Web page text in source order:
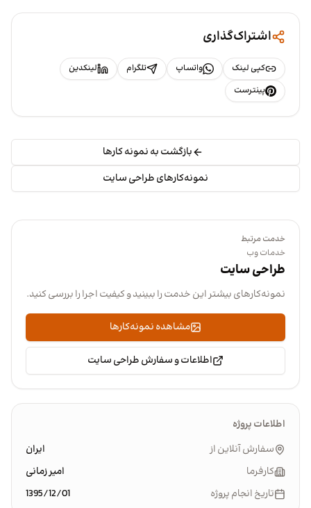
اشتراک‌گذاری
کپی لینک واتساپ تلگرام
لینکدین
پینترست
بازگشت به نمونه کارها
نمونه‌کارهای طراحی سایت
خدمت مرتبط
خدمات وب
طراحی سایت
نمونه‌کارهای بیشتر این خدمت را ببینید و کیفیت اجرا را بررسی کنید.
مشاهده نمونه‌کارها
اطلاعات و سفارش طراحی سایت
اطلاعات پروژه
سفارش آنلاین از
ایران
کارفرما
امیر زمانی
تاریخ انجام پروژه
1395/12/01